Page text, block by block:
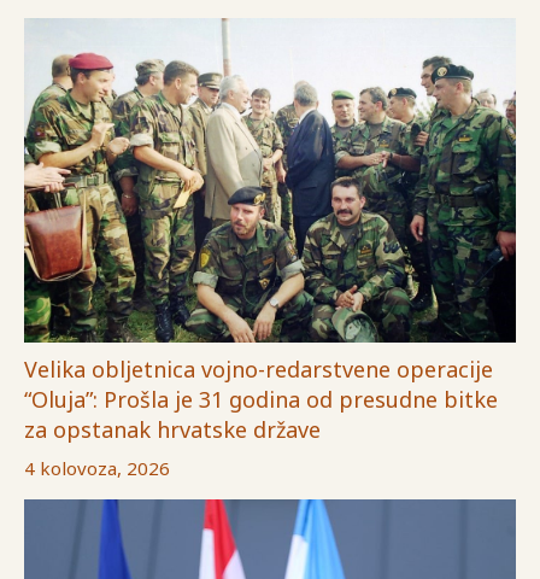
Velika obljetnica vojno-redarstvene operacije
“Oluja”: Prošla je 31 godina od presudne bitke
za opstanak hrvatske države
4 kolovoza, 2026